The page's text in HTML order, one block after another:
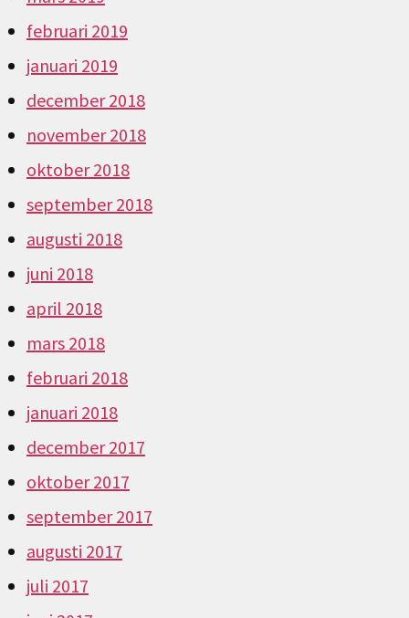
februari 2019
januari 2019
december 2018
november 2018
oktober 2018
september 2018
augusti 2018
juni 2018
april 2018
mars 2018
februari 2018
januari 2018
december 2017
oktober 2017
september 2017
augusti 2017
juli 2017